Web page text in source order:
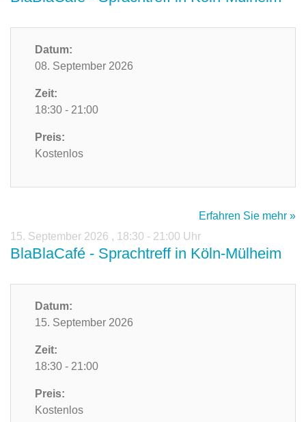
Datum:
08. September 2026
Zeit:
18:30 - 21:00
Preis:
Kostenlos
Erfahren Sie mehr »
15. September 2026 , 18:30 - 21:00 Uhr
BlaBlaCafé - Sprachtreff in Köln-Mülheim
Datum:
15. September 2026
Zeit:
18:30 - 21:00
Preis:
Kostenlos